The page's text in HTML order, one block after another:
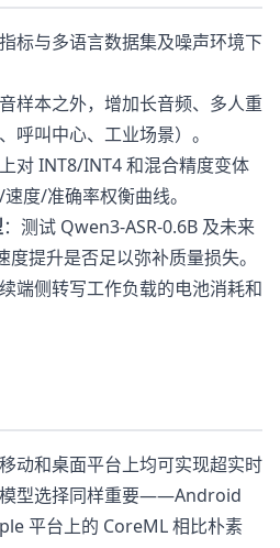
标与多语言数据集及噪声环境下
样本之外，增加长音频、多人重
呼叫中心、工业场景）。
对 INT8/INT4 和混合精度变体
度/准确率权衡曲线。
：测试 Qwen3-ASR-0.6B 及未来
提升是否足以弥补质量损失。
端侧转写工作负载的电池消耗和
动和桌面平台上均可实现超实时
型选择同样重要——Android
平台上的 CoreML 相比朴素